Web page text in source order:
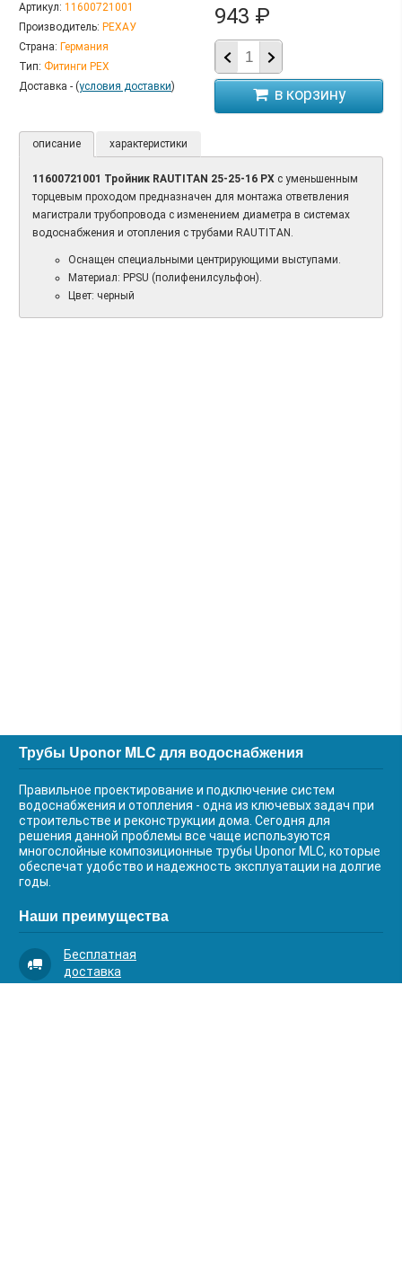
Артикул: 11600721001
Производитель: РЕХАУ
Страна: Германия
Тип: Фитинги PEX
Доставка - (условия доставки)
943 ₽
описание характеристики
11600721001 Тройник RAUTITAN 25-25-16 РХ с уменьшенным
торцевым проходом предназначен для монтажа ответвления
магистрали трубопровода с изменением диаметра в системах
водоснабжения и отопления с трубами RAUTITAN.
Оснащен специальными центрирующими выступами.
Материал: PPSU (полифенилсульфон).
Цвет: черный
Трубы Uponor MLC для водоснабжения
Правильное проектирование и подключение систем
водоснабжения и отопления - одна из ключевых задач при
строительстве и реконструкции дома. Сегодня для
решения данной проблемы все чаще используются
многослойные композиционные трубы Uponor MLC, которые
обеспечат удобство и надежность эксплуатации на долгие
годы.
Наши преимущества
Бесплатная
доставка